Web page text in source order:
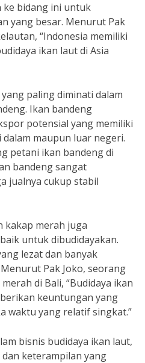
ke bidang ini untuk
yang besar. Menurut Pak
“Indonesia memiliki
ikan laut di Asia
paling diminati dalam
Ikan bandeng
potensial yang memiliki
maupun luar negeri.
petani ikan bandeng di
bandeng sangat
jualnya cukup stabil
kakap merah juga
untuk dibudidayakan.
lezat dan banyak
Pak Joko, seorang
di Bali, “Budidaya ikan
keuntungan yang
waktu yang relatif singkat.”
bisnis budidaya ikan laut,
keterampilan yang